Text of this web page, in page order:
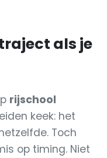
als je
rijschool
keek: het
Toch
op timing. Niet